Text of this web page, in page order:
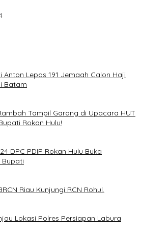
Anton Lepas 191 Jemaah Calon Haji
Batam
Tampil Garang di Upacara HUT
Rokan Hulu!
DPC PDIP Rokan Hulu Buka
Bupati
Riau Kunjungi RCN Rohul.
Lokasi Polres Persiapan Labura